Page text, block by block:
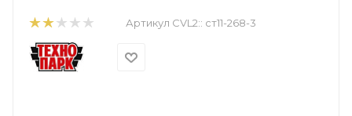
Артикул CVL2:: ст11-268-3